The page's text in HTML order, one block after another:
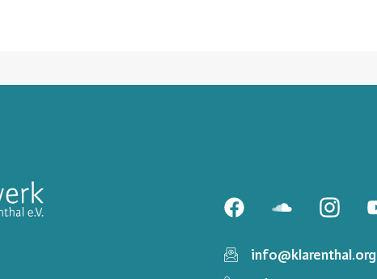
info@klarenthal.org